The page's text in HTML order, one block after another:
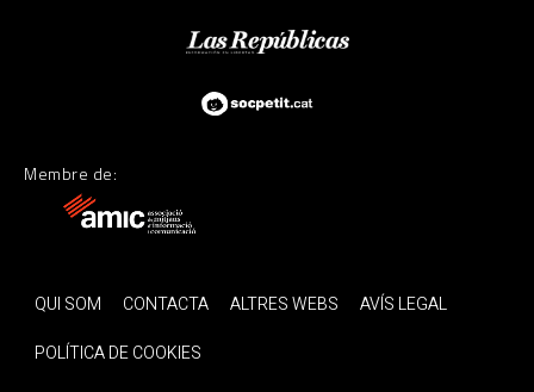
Membre de:
QUI SOM CONTACTA ALTRES WEBS
AVÍS LEGAL
POLÍTICA DE COOKIES